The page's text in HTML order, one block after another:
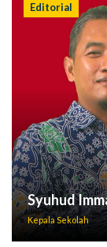
Editorial
Syuhud
Kepala Sekolah